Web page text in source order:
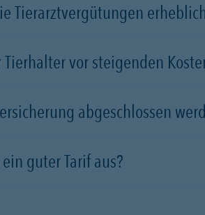
Tierarztvergütungen
vor steigenden
abgeschlossen
guter Tarif aus?